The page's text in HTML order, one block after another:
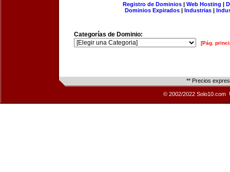
Registro de Dominios| Web Hosting |
Dominios Expirados | Industrias |
Categorías de Dominio:
[Pág.
** Precios
© 2002/2022 Solo10.com